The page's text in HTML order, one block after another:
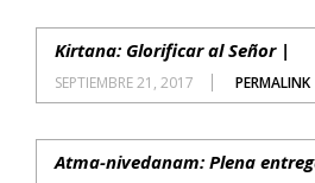
Kirtana: Glorificar al Señor |
SEPTIEMBRE 21, 2017 PERMALINK
Atma-nivedanam: Plena